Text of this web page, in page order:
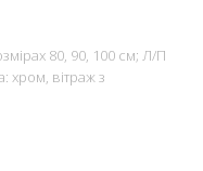
80, 90, 100 см; Л/П
хром, вітраж з